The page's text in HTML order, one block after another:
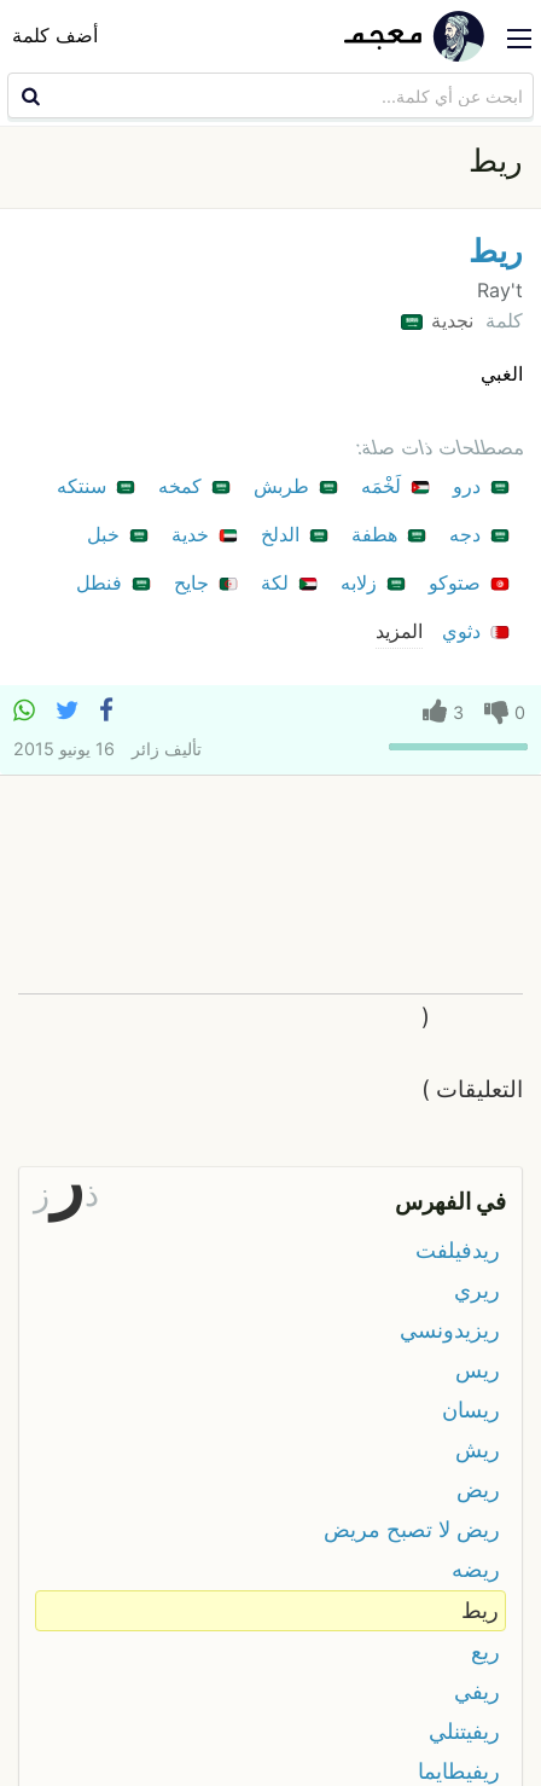
أضف كلمة
ريط
ريط
Ray't
كلمة نجدية
الغبي
مصطلحات ذات صلة:
درو
لَخْمَه طربش كمخه
سنتكه
دجه
هطفة الدلخ خدية
خبل
صتوكو
زلابه لكة جايح
فنطل
دثوي
المزيد
0
3
تأليف زائر 16 يونيو 2015
التعليقات
(
)
في الفهرس ذر ز
ريدفيلفت
ريري
ريزيدونسي
ريس
ريسان
ريش
ريض
ريض لا تصبح مريض
ريضه
ريط
ريع
ريفي
ريفيتنلي
ريفيطايما